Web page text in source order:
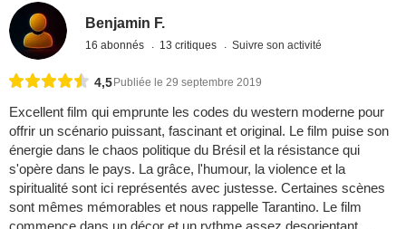
Benjamin F.
16 abonnés 13 critiques Suivre son activité
4,5 Publiée le 29 septembre 2019
Excellent film qui emprunte les codes du western moderne pour
offrir un scénario puissant, fascinant et original. Le film puise son
énergie dans le chaos politique du Brésil et la résistance qui
s'opère dans le pays. La grâce, l'humour, la violence et la
spiritualité sont ici représentés avec justesse. Certaines scènes
sont mêmes mémorables et nous rappelle Tarantino. Le film